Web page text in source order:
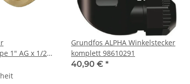
1" AG x 1/2"
Grundfos ALPHA Winkelstecker
komplett 98610291
40,90 € *